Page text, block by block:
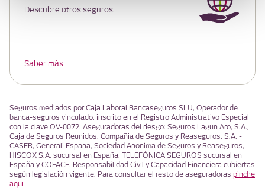
Descubre otros seguros.
Saber más
Seguros mediados por Caja Laboral Bancaseguros SLU, Operador de
banca-seguros vinculado, inscrito en el Registro Administrativo Especial
con la clave OV-0072. Aseguradoras del riesgo: Seguros Lagun Aro, S.A.,
Caja de Seguros Reunidos, Compañia de Seguros y Reaseguros, S.A. -
CASER, Generali Espana, Sociedad Anonima de Seguros y Reaseguros,
HISCOX S.A. sucursal en España, TELEFÓNICA SEGUROS sucursal en
España y COFACE. Responsabilidad Civil y Capacidad Financiera cubiertas
según legislación vigente. Para consultar el resto de aseguradoras pinche
aquí